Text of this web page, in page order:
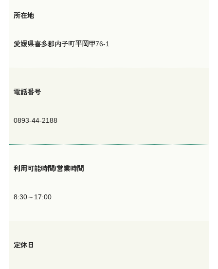
所在地
愛媛県喜多郡内子町平岡甲76-1
電話番号
0893-44-2188
利用可能時間/営業時間
8:30～17:00
定休日